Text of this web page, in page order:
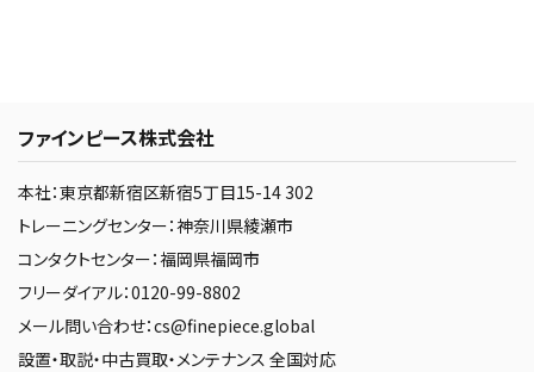
ファインピース株式会社
本社：東京都新宿区新宿5丁目15-14 302
トレーニングセンター：神奈川県綾瀬市
コンタクトセンター：福岡県福岡市
フリーダイアル：0120-99-8802
メール問い合わせ：cs@finepiece.global
設置・取説・中古買取・メンテナンス 全国対応